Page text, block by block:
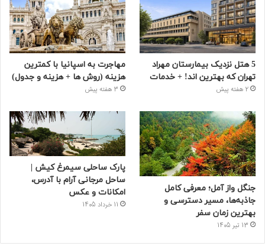
5 هتل نزدیک بیمارستان مهراد
تهران که بهترین‌ اند! + خدمات
2 هفته پیش
مهاجرت به اسپانیا با کمترین
هزینه (روش ها + هزینه و جدول)
3 هفته پیش
جنگل واز آمل؛ معرفی کامل
جاذبه‌ها، مسیر دسترسی و
بهترین زمان سفر
13 تیر 1405
پارک ساحلی سیمرغ کیش |
ساحل مرجانی آرام با آدرس،
امکانات و عکس
11 خرداد 1405